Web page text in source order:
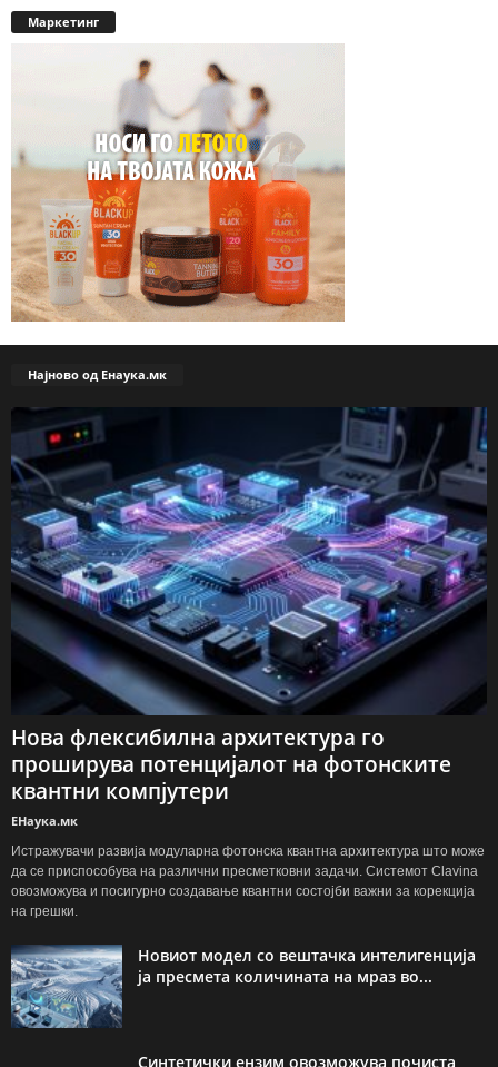
Маркетинг
Најново од Енаука.мк
Нова флексибилна архитектура го
проширува потенцијалот на фотонските
квантни компјутери
ЕНаука.мк
Истражувачи развија модуларна фотонска квантна архитектура што може
да се приспособува на различни пресметковни задачи. Системот Clavina
овозможува и посигурно создавање квантни состојби важни за корекција
на грешки.
Новиот модел со вештачка интелигенција
ја пресмета количината на мраз во...
Синтетички ензим овозможува почиста